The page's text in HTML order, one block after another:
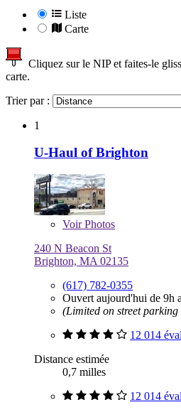
Liste
Carte
Cliquez sur le NIP et faites-le
carte.
Trier par :
1
U-Haul of Brighton
VoirPhotos
240 N Beacon St
Brighton, MA 02135
(617) 782-0355
Ouvert aujourd'hui de 9h
(Limited on street
12 014
Distance estimée
0,7 milles
12 014